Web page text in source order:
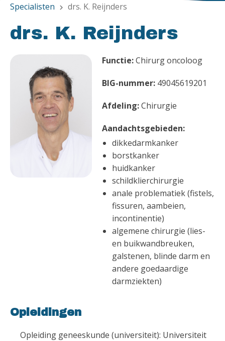
Specialisten chevron_right drs. K. Reijnders
drs. K. Reijnders
Functie:Chirurg oncoloog
BIG-nummer: 49045619201
Afdeling:Chirurgie
Aandachtsgebieden:
dikkedarmkanker
borstkanker
huidkanker
schildklierchirurgie
anale problematiek (fistels,
fissuren, aambeien,
incontinentie)
algemene chirurgie (lies-
en buikwandbreuken,
galstenen, blinde darm en
andere goedaardige
darmziekten)
Opleidingen
Opleiding geneeskunde (universiteit): Universiteit